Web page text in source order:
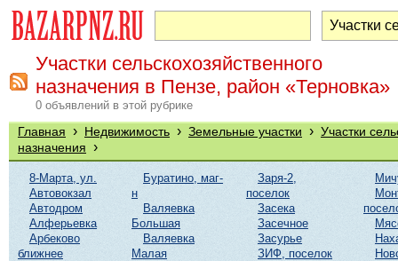
Участки сельскохозяйственного
назначения в Пензе, район «Терновка»
0 объявлений в этой рубрике
Главная › Недвижимость › Земельные участки › Участки
назначения ›
8-Марта, ул.
Автовокзал
Автодром
Алферьевка
Арбеково
ближнее
Буратино, маг-
н
Валяевка
Большая
Валяевка
Малая
Заря-2,
поселок
Засека
Засечное
Засурье
ЗИФ, поселок